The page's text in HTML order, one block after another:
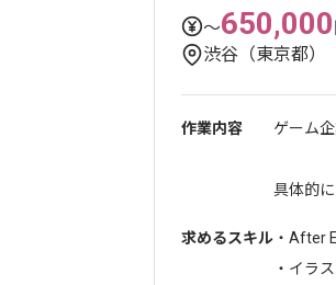
〜650,000
渋谷（東京都）
作業内容 ゲーム
具体的に
求めるスキル ・After
・イラ